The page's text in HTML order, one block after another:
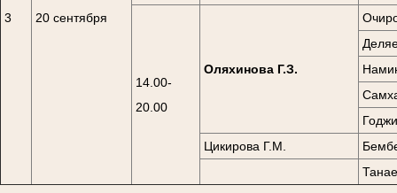
3 20 сентября
14.00-
20.00
Оляхинова Г.З.
Цикирова Г.М.